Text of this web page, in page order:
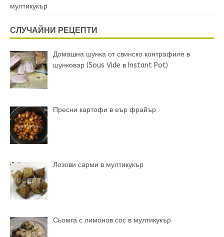
мултикукър
СЛУЧАЙНИ РЕЦЕПТИ
Домашна шунка от свинско контрафиле в
шунковар (Sous Vide в Instant Pot)
Пресни картофи в еър фрайър
Лозови сарми в мултикукър
Сьомга с лимонов сос в мултикукър